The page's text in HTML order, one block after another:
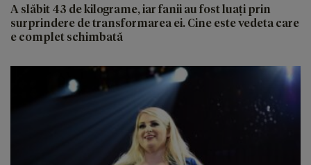
A slăbit 43 de kilograme, iar fanii au fost luați prin
surprindere de transformarea ei. Cine este vedeta care
e complet schimbată